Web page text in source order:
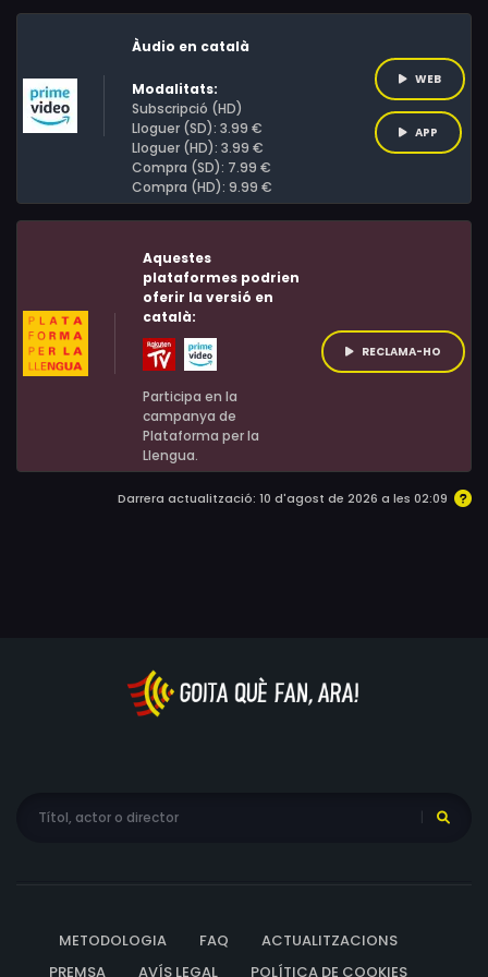
Àudio en català
Modalitats:
Subscripció (HD)
Lloguer (SD): 3.99 €
Lloguer (HD): 3.99 €
Compra (SD): 7.99 €
Compra (HD): 9.99 €
WEB
APP
Aquestes
plataformes podrien
oferir la versió en
català:
Participa en la
campanya de
Plataforma per la
Llengua.
RECLAMA-HO
Darrera actualització: 10 d'agost de 2026 a les 02:09
METODOLOGIA FAQ
ACTUALITZACIONS
PREMSA
AVÍS LEGAL POLÍTICA DE COOKIES